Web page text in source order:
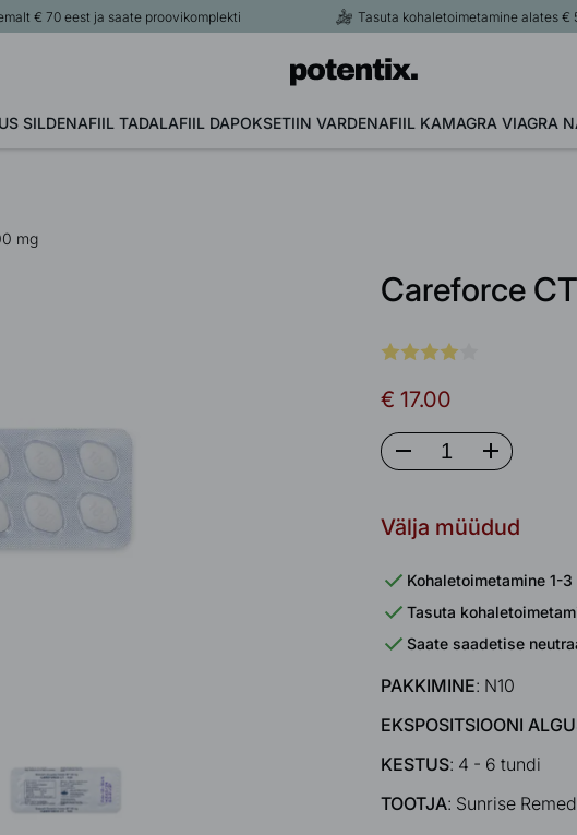
70 eest ja saate proovikomplekti Tasuta kohaletoimetamine alates € 50.
SILDENAFIIL TADALAFIIL DAPOKSETIIN VARDENAFIIL KAMAGRA VIAGRA
mg
Careforce
€ 17.00
Välja müüdud
Kohaletoimetamine 1-
Tasuta
Saate saadetise
PAKKIMINE: N10
EKSPOSITSIOONI
KESTUS: 4 - 6 tundi
TOOTJA: Sunrise